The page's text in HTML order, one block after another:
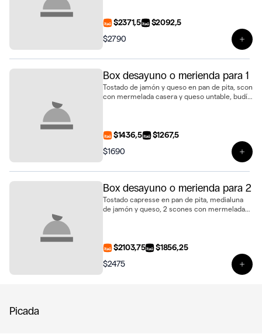
tomate, huevo duro y mayonesa, 2 mini
scones de queso, 2 bollos, 2 mini tartaletas de
limón y merengue, 2 budincitos de limón y
medianas, 2 brownies con dulce de leche y
de naranja natural
$2371,5
$2092,5
$2790
Ver
Box desayuno o merienda para 1
Tostado de jamón y queso en pan de pita, scon
con mermelada casera y queso untable, budín
$1436,5
$1267,5
$1690
Ver
Box desayuno o merienda para 2
Tostado capresse en pan de pita, medialuna
de jamón y queso, 2 scones con mermelada
$2103,75
$1856,25
$2475
Picada